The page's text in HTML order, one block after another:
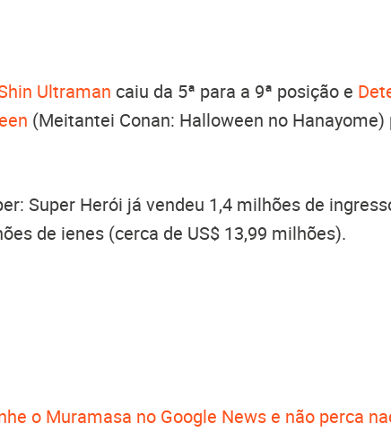
Ultraman caiu da 5ª para a 9ª posição e
(Meitantei Conan: Halloween no
Super Herói já vendeu 1,4 milhões de
de ienes (cerca de US$ 13,99 milhões).
o Muramasa no Google News e não perca